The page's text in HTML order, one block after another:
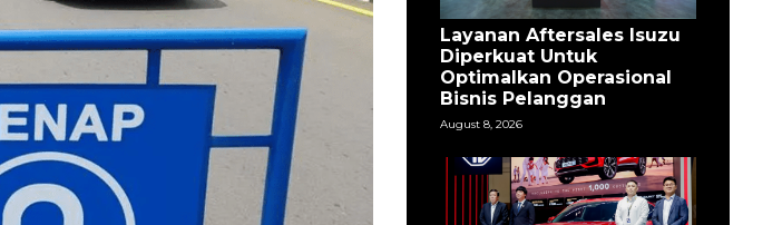
Layanan Aftersales Isuzu
Diperkuat Untuk
Optimalkan Operasional
Bisnis Pelanggan
August 8, 2026